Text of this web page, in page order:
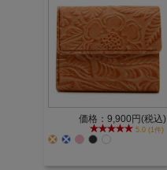
価格：9,900円(税込)
5.0 (1件)